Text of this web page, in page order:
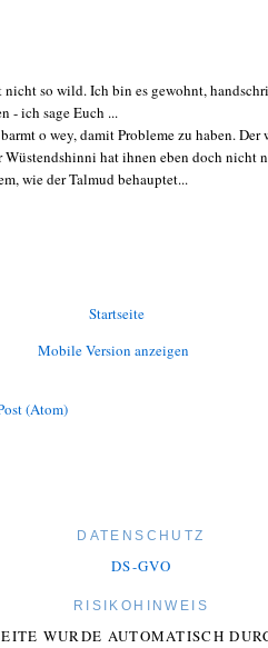
so wild. Ich bin es gewohnt,
- ich sage Euch ...
o wey, damit Probleme zu haben.
Wüstendshinni hat ihnen eben doch nicht
wie der Talmud behauptet...
Startseite
Mobile Version anzeigen
(Atom)
DATENSCHUTZ
DS-GVO
RISIKOHINWEIS
WURDE AUTOMATISCH